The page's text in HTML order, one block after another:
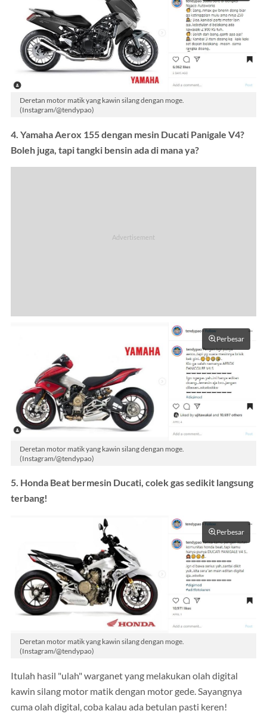
Deretan motor matik yang kawin silang dengan moge.
(Instagram/@tendypao)
4. Yamaha Aerox 155 dengan mesin Ducati Panigale V4?
Boleh juga, tapi tangki bensin ada di mana ya?
Perbesar
Deretan motor matik yang kawin silang dengan moge.
(Instagram/@tendypao)
5. Honda Beat bermesin Ducati, colek gas sedikit langsung
terbang!
Perbesar
Deretan motor matik yang kawin silang dengan moge.
(Instagram/@tendypao)
Itulah hasil "ulah" warganet yang melakukan olah digital
kawin silang motor matik dengan motor gede. Sayangnya
cuma olah digital, coba kalau ada betulan pasti keren!